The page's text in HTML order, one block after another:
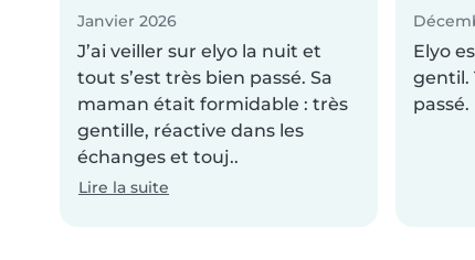
Janvier 2026
J’ai veiller sur elyo la nuit et
tout s’est très bien passé. Sa
maman était formidable : très
gentille, réactive dans les
échanges et touj..
Lire la suite
Elyo
gentil.
passé.